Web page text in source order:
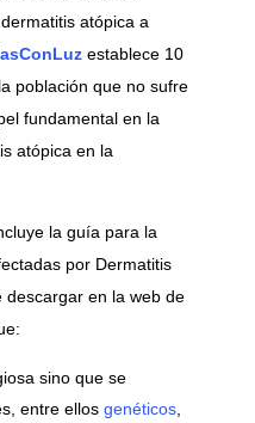
atópica a
establece 10
población que no sufre
fundamental en la
atópica en la
la guía para la
por Dermatitis
descargar en la web de
sino que se
entre ellos genéticos,